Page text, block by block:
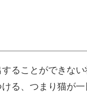
ることができな
る、つまり猫が